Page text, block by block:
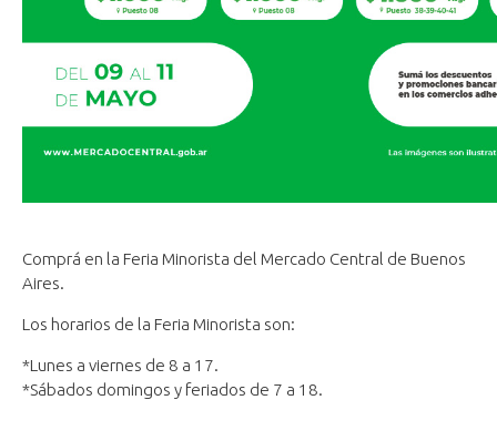
Comprá en la Feria Minorista del Mercado Central de Buenos
Aires.
Los horarios de la Feria Minorista son:
*Lunes a viernes de 8 a 17.
*Sábados domingos y feriados de 7 a 18.